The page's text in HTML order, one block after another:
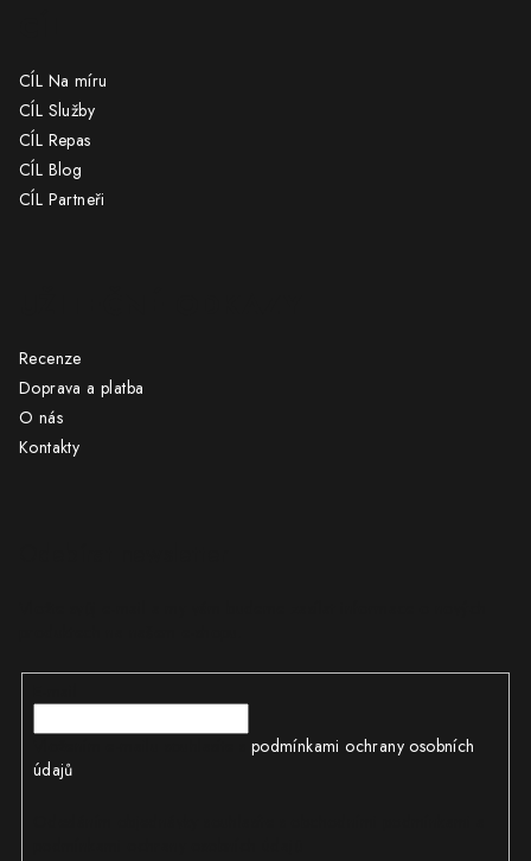
CÍL Na míru
CÍL Služby
CÍL Repas
CÍL Blog
CÍL Partneři
Recenze
Doprava a platba
O nás
Kontakty
podmínkami ochrany osobních
údajů